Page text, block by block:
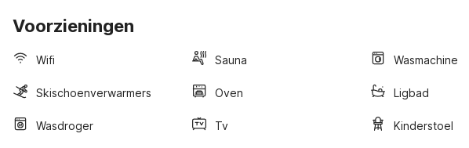
Voorzieningen
Wifi Sauna Wasmachine
Skischoenverwarmers Oven Ligbad
Wasdroger Tv Kinderstoel